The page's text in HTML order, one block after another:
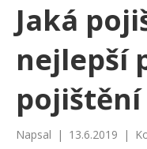
Jaká
nejlepší
pojištění
Napsal | 13.6.2019 |